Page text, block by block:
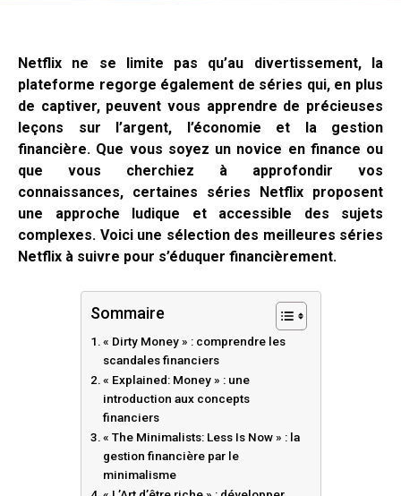
Netflix ne se limite pas qu’au divertissement, la
plateforme regorge également de séries qui, en plus
de captiver, peuvent vous apprendre de précieuses
leçons sur l’argent, l’économie et la gestion
financière. Que vous soyez un novice en finance ou
que vous cherchiez à approfondir vos
connaissances, certaines séries Netflix proposent
une approche ludique et accessible des sujets
complexes. Voici une sélection des meilleures séries
Netflix à suivre pour s’éduquer financièrement.
Sommaire
« Dirty Money » : comprendre les
scandales financiers
« Explained: Money » : une
introduction aux concepts
financiers
« The Minimalists: Less Is Now » : la
gestion financière par le
minimalisme